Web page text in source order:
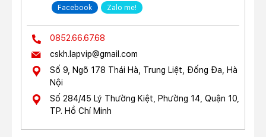
Facebook Zalo me!
0852.66.67.68
cskh.lapvip@gmail.com
Số 9, Ngõ 178 Thái Hà, Trung Liệt, Đống Đa, Hà
Nội
Số 284/45 Lý Thường Kiệt, Phường 14, Quận 10,
TP. Hồ Chí Minh